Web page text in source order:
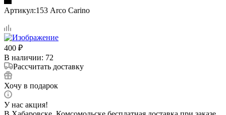
Артикул:153 Arco Carino
400 ₽
В наличии: 72
Рассчитать доставку
Хочу в подарок
У нас акция!